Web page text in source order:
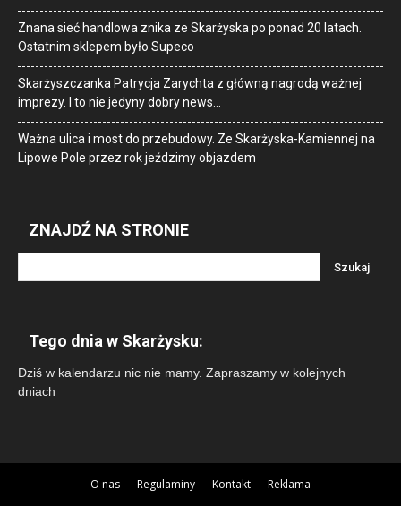
Znana sieć handlowa znika ze Skarżyska po ponad 20 latach.
Ostatnim sklepem było Supeco
Skarżyszczanka Patrycja Zarychta z główną nagrodą ważnej
imprezy. I to nie jedyny dobry news…
Ważna ulica i most do przebudowy. Ze Skarżyska-Kamiennej na
Lipowe Pole przez rok jeździmy objazdem
ZNAJDŹ NA STRONIE
Tego dnia w Skarżysku:
Dziś w kalendarzu nic nie mamy. Zapraszamy w kolejnych
dniach
O nas Regulaminy Kontakt Reklama